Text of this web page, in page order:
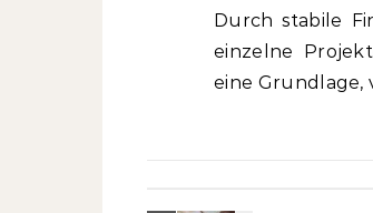
Durch stabile
einzelne
eine Grundlage,